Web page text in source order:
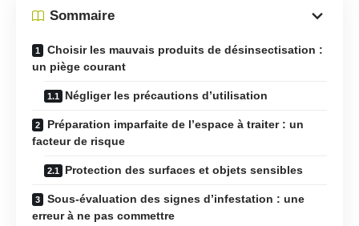
Sommaire
Choisir les mauvais produits de désinsectisation :
un piège courant
Négliger les précautions d’utilisation
Préparation imparfaite de l’espace à traiter : un
facteur de risque
Protection des surfaces et objets sensibles
Sous-évaluation des signes d’infestation : une
erreur à ne pas commettre